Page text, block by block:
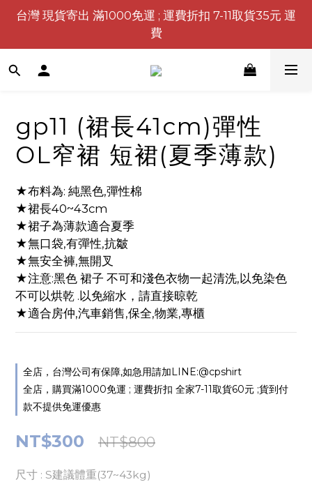
台灣 現貨寄出 滿1000免運 ; 運費折扣 7-11取貨35元 運
費
gp11 (裙長41cm)彈性
OL窄裙 短裙(夏季薄款)
★布料為: 純黑色,彈性棉
★裙長40~43cm
★裙子為薄款適合夏季
★無口袋,有彈性,抗皺
★無安全褲,無開叉
★注意:黑色 裙子 不可和淺色衣物一起清洗,以免染色
不可以烘乾 .以免縮水，請直接晾乾
★適合房仲,汽車銷售,保全,物業,專櫃
全店，台灣公司有保障,如急用請加LINE:@cpshirt
全店，購買滿1000免運 ; 運費折扣 全家7-11取貨60元 ;貨到付
款不提供免運優惠
NT$300 NT$800
尺寸 : S建議體重(37~43kg)